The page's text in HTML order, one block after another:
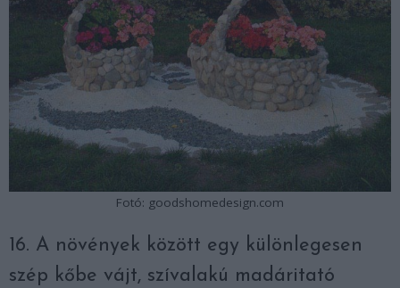
Fotó: goodshomedesign.com
16. A növények között egy különlegesen
szép kőbe vájt, szívalakú madáritató